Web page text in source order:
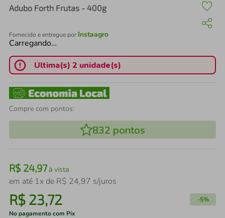
Adubo Forth Frutas - 400g
Fornecido e entregue por Instaagro
Carregando…
Última(s) 2 unidade(s)
Compre com pontos:
832 pontos
R$ 24,97à vista
em até 1x de R$ 24,97 s/juros
R$ 23,72 -5%
No pagamento com Pix